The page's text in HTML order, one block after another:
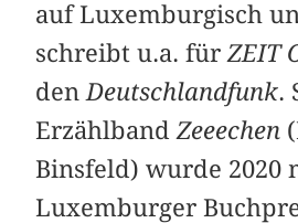
auf Luxemburgisch
schreibt u.a. fürZEIT
den Deutschlandfunk.
ErzählbandZeeechen
Binsfeld) wurde 2020
Luxemburger